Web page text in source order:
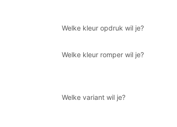
Welke kleur opdruk wil je?
Welke kleur romper wil je?
Welke variant wil je?